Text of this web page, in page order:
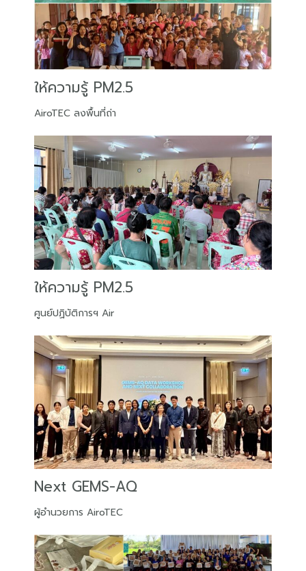
ให้ความรู้ PM2.5
AiroTEC ลงพื้นที่ถ่า
ให้ความรู้ PM2.5
ศูนย์ปฏิบัติการฯ Air
Next GEMS-AQ
ผู้อำนวยการ AiroTEC